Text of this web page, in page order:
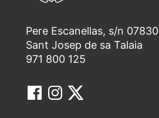
Pere Escanellas, s/n 07830
Sant Josep de sa Talaia
971 800 125